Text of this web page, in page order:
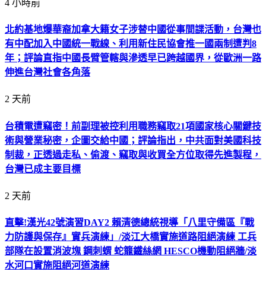
4 小時前
北約基地爆華裔加拿大籍女子涉替中國從事間諜活動，台灣也
有中配加入中國統一戰線、利用新住民協會推一國兩制遭判8
年；評論直指中國長臂管轄與滲透早已跨越國界，從歐洲一路
伸進台灣社會各角落
2 天前
台積電遭竊密！前副理被控利用職務竊取21項國家核心關鍵技
術與營業秘密，企圖交給中國；評論指出，中共面對美國科技
制裁，正透過走私、偷渡、竊取與收買全方位取得先進製程，
台灣已成主要目標
2 天前
直擊!漢光42號演習DAY2 賴清德總統視導「八里守備區『戰
力防護與保存』實兵演練」/淡江大橋實施道路阻絕演練 工兵
部隊在設置消波塊 鋼刺蝟 蛇籠鐵絲網 HESCO機動阻絕牆/淡
水河口實施阻絕河道演練